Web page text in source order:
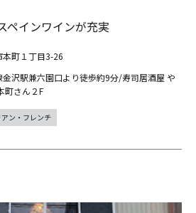
ペインワインが充実
町１丁目3-26
金沢駅兼六園口より徒歩約9分/寿司居酒屋 や
町さん２F
ン・フレンチ